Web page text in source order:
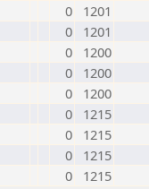
0
1201
0
1201
0
1200
0
1200
0
1200
0
1215
0
1215
0
1215
0 1215